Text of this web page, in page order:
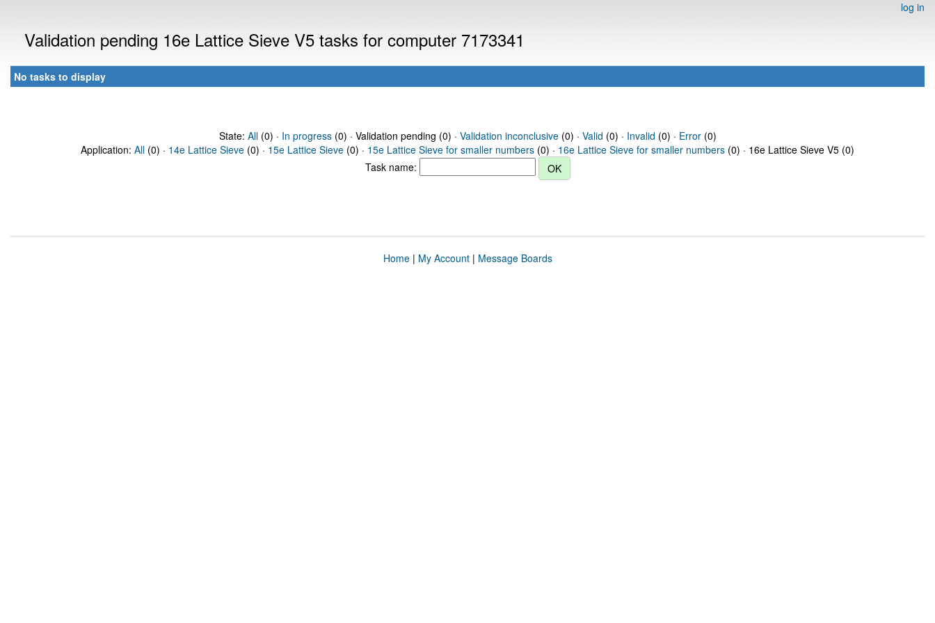
log in
Validation pending 16e Lattice Sieve V5 tasks for computer 7173341
No tasks to display
State: All(0) · In progress(0) · Validation pending (0) · Validation inconclusive(0) · Valid (0) · Invalid (0) · Error(0)
Application: All (0) · 14e Lattice Sieve (0) · 15e Lattice Sieve (0) · 15e Lattice Sieve for smaller numbers (0) · 16e Lattice Sieve for smaller numbers (0) · 16e Lattice Sieve V5 (0)
Task name:
Home| My Account| Message Boards